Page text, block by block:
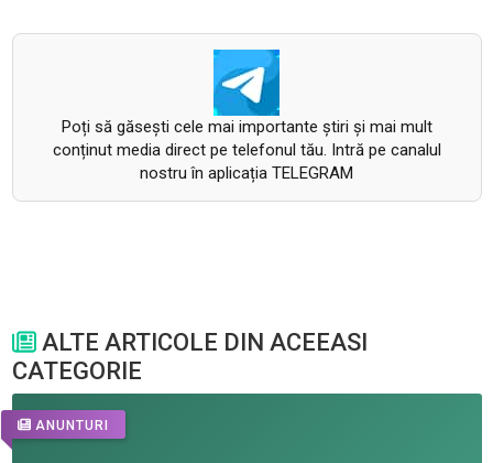
Poți să găsești cele mai importante știri și mai mult
conținut media direct pe telefonul tău. Intră pe canalul
nostru în aplicația TELEGRAM
ALTE ARTICOLE DIN ACEEASI
CATEGORIE
ANUNTURI